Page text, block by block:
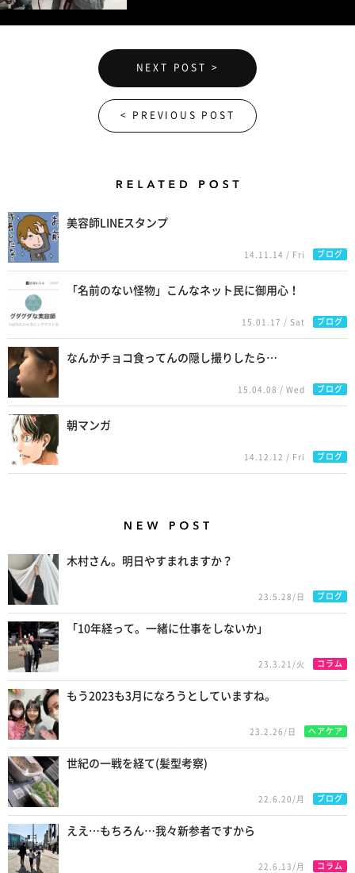
NEXT POST >
< PREVIOUS POST
美容師LINEスタンプ
14.11.14 / Fri ブログ
「名前のない怪物」こんなネット民に御用心！
15.01.17 / Sat ブログ
なんかチョコ食ってんの隠し撮りしたら…
15.04.08 / Wed ブログ
朝マンガ
14.12.12 / Fri ブログ
木村さん。明日やすまれますか？
23.5.28/日 ブログ
「10年経って。一緒に仕事をしないか」
23.3.21/火 コラム
もう2023も3月になろうとしていますね。
23.2.26/日 ヘアケア
世紀の一戦を経て(髪型考察)
22.6.20/月 ブログ
ええ…もちろん…我々新参者ですから
22.6.13/月 コラム